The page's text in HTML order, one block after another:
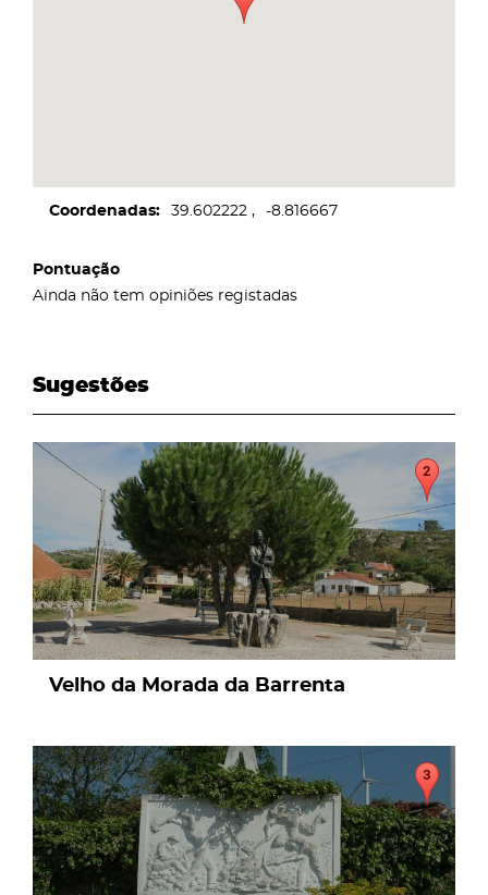
Coordenadas 39.602222 -8.816667
Pontuação
Ainda não tem opiniões registadas
Sugestões
page
Velho da Morada da Barrenta
page